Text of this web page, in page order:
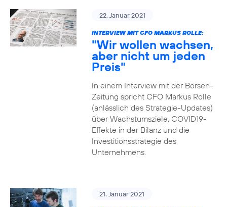
22. Januar 2021
INTERVIEW MIT CFO MARKUS ROLLE:
"Wir wollen wachsen,
aber nicht um jeden
Preis"
In einem Interview mit der Börsen-
Zeitung spricht CFO Markus Rolle
(anlässlich des Strategie-Updates)
über Wachstumsziele, COVID19-
Effekte in der Bilanz und die
Investitionsstrategie des
Unternehmens.
21. Januar 2021